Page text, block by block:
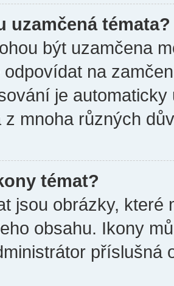
uzamčená témata?
být uzamčena
odpovídat na
je
z mnoha různých
témat?
jsou obrázky,
obsahu. Ikony
příslušná